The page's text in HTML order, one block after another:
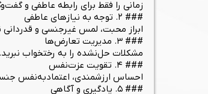
زمانی را فقط برای رابطه عاطفی و
### ۲. توجه به نیازهای عاطفی
ابراز محبت، لمس غیرجنسی و
### ۳. مدیریت تعارض‌ها
مشکلات حل‌نشده را به رختخواب
### ۴. تقویت عزت‌نفس
احساس ارزشمندی، اعتمادبه‌نفس
### ۵. یادگیری و آگاهی